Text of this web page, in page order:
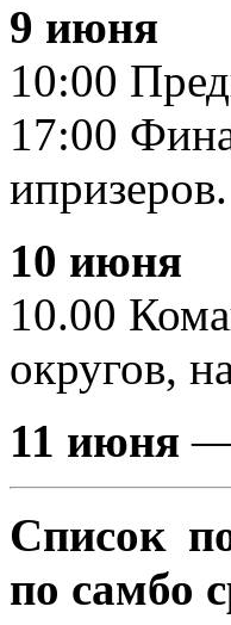
9 июня
10:00
17:00
ипризеров.
10 июня
10.00
округов,
11 июня —
Список
по самбо